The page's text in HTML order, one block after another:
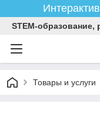
STEM-
Товары и услуги